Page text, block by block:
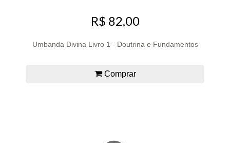
R$ 82,00
Umbanda Divina Livro 1 - Doutrina e Fundamentos
Comprar